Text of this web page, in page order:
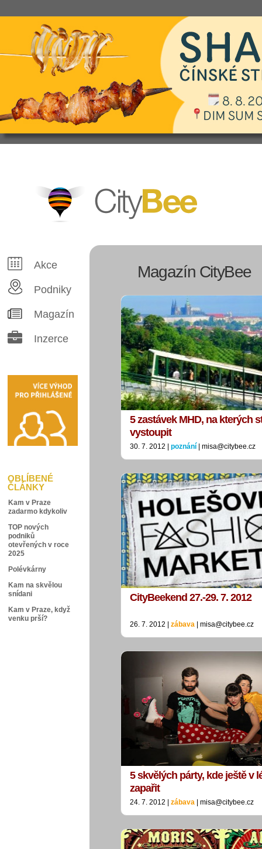
CityBee
Akce
Podniky
Magazín
Inzerce
OBLÍBENÉ
ČLÁNKY
Kam v Praze
zadarmo kdykoliv
TOP nových
podniků
otevřených v roce
2025
Polévkárny
Kam na skvělou
snídani
Kam v Praze, když
venku prší?
Magazín CityBee
5 zastávek MHD, na kterých
vystoupit
30. 7. 2012 | poznání | misa@citybee.cz
CityBeekend 27.-29. 7. 2012
26. 7. 2012 | zábava | misa@citybee.cz
5 skvělých párty, kde ještě v
zapařit
24. 7. 2012 | zábava | misa@citybee.cz